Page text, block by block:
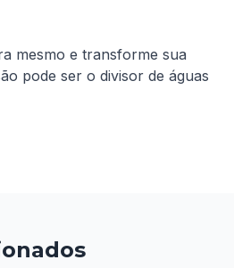
mesmo e transforme sua
pode ser o divisor de águas